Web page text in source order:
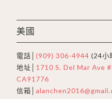
美國
電話│ (909) 306-4944 (24小
地址│ 1710 S. Del Mar Ave
CA91776
信箱│